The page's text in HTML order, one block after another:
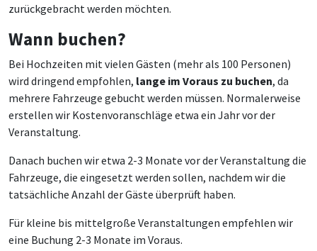
zurückgebracht werden möchten.
Wann buchen?
Bei Hochzeiten mit vielen Gästen (mehr als 100 Personen)
wird dringend empfohlen, lange im Voraus zu buchen, da
mehrere Fahrzeuge gebucht werden müssen. Normalerweise
erstellen wir Kostenvoranschläge etwa ein Jahr vor der
Veranstaltung.
Danach buchen wir etwa 2-3 Monate vor der Veranstaltung die
Fahrzeuge, die eingesetzt werden sollen, nachdem wir die
tatsächliche Anzahl der Gäste überprüft haben.
Für kleine bis mittelgroße Veranstaltungen empfehlen wir
eine Buchung 2-3 Monate im Voraus.